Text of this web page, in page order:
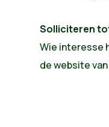
Solliciteren
Wie interesse
de website